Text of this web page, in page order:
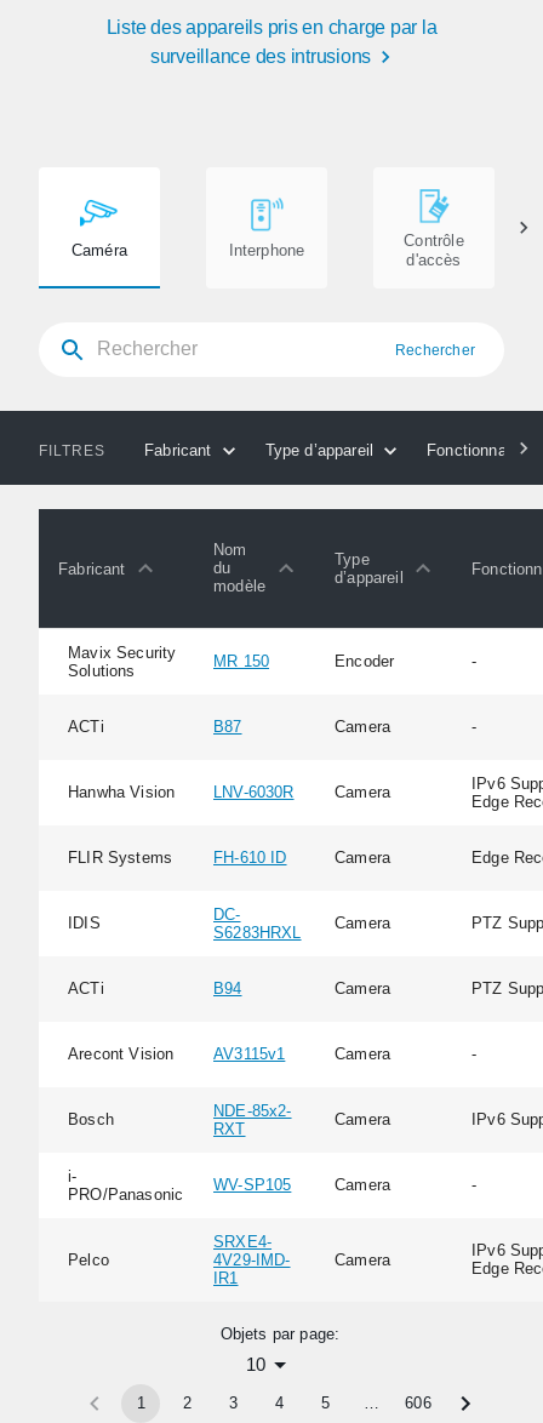
Liste des appareils pris en charge par la
surveillance des intrusions
Caméra Interphone
Contrôle
d'accès
Rechercher
FILTRES Fabricant Type d’appareil Fonctionnalités
Fabricant
Nom
du
modèle
Type
d’appareil
Mavix Security
Solutions
MR 150 Encoder -
ACTi B87 Camera -
Hanwha Vision LNV-6030R Camera
IPv6
Edge
FLIR Systems FH-610 ID Camera Edge
IDIS
DC-
S6283HRXL
Camera PTZ
ACTi B94 Camera PTZ
Arecont Vision AV3115v1 Camera -
Bosch
NDE-85x2-
RXT
Camera IPv6
i-
PRO/Panasonic
WV-SP105 Camera -
Pelco
SRXE4-
4V29-IMD-
IR1
Camera
IPv6
Edge
Objets par page:
10
1 2 3 4 5 … 606